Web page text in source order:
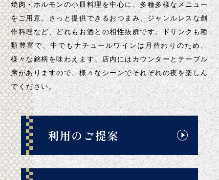
焼肉・ホルモンの小皿料理を中心に、多種多様なメニュー
をご用意。さっと提供できるおつまみ、ジャンルレスな創
作料理など、どれもお酒との相性抜群です。ドリンクも種
類豊富で、中でもナチュールワインは 月替わりのため、
様々な銘柄を味わえます。 店内にはカウンターとテーブル
席がありますので、様々なシーンでそれぞれの夜を楽しん
でください。
利用のご提案